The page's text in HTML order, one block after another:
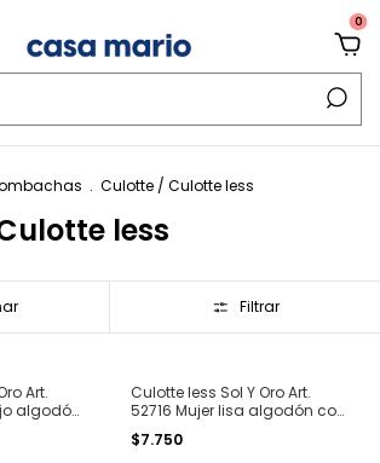
0
. Culotte / Culotte less
less
Filtrar
Art.
algodón
Culotte less Sol Y Oro Art.
52716 Mujer lisa algodón con
elástico personalizado T. 2 al
4
$7.750